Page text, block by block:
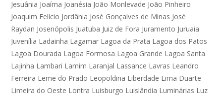
Jesuânia Joaíma Joanésia João Monlevade João Pinheiro
Joaquim Felício Jordânia José Gonçalves de Minas José
Raydan Josenópolis Juatuba Juiz de Fora Juramento Juruaia
Juvenília Ladainha Lagamar Lagoa da Prata Lagoa dos Patos
Lagoa Dourada Lagoa Formosa Lagoa Grande Lagoa Santa
Lajinha Lambari Lamim Laranjal Lassance Lavras Leandro
Ferreira Leme do Prado Leopoldina Liberdade Lima Duarte
Limeira do Oeste Lontra Luisburgo Luislândia Luminárias Luz